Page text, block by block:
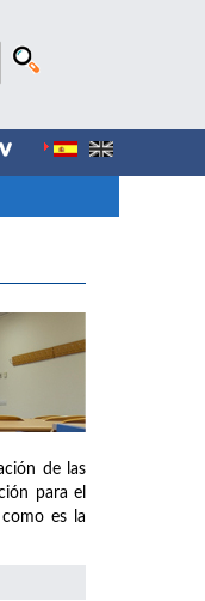
de las
para el
es la